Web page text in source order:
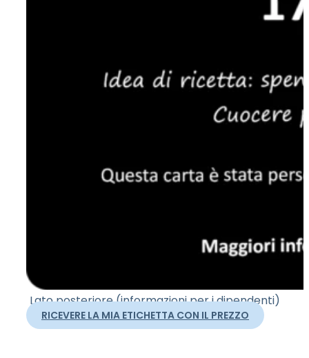
Lato posteriore (informazioni per i dipendenti)
RICEVERE LA MIA ETICHETTA CON IL PREZZO